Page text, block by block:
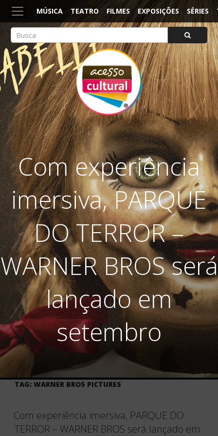
MÚSICA TEATRO FILMES EXPOSIÇÕES SÉRIES
ACESSO CULTURAL
Arte, Cultura Pop e Entretenimento
Com experiência
imersiva, PARQUE
DO TERROR –
WARNER BROS será
lançado em
setembro
TAG: WARNER BROS PICTURES
Com experiência imersiva, PARQUE DO
TERROR – WARNER BROS será lançado em